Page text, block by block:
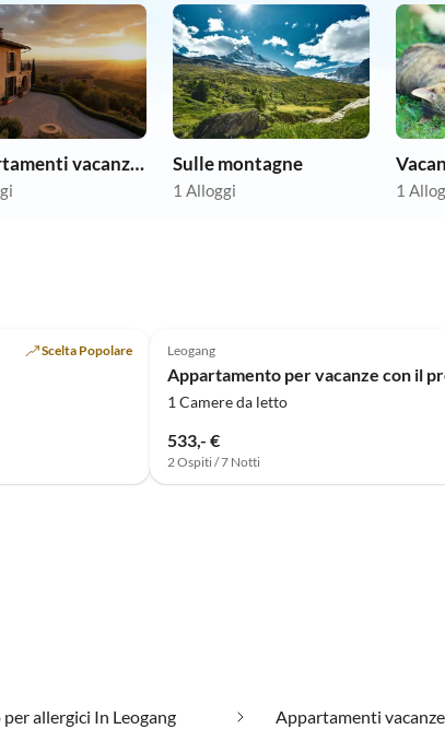
Appartamenti vacanze economici Sulle montagne
1 Alloggi 1
Scelta Popolare Leogang
Appartamento per vacanze con il
1 Camere da letto
533,- €
2 Ospiti / 7 Notti
allergici In Leogang